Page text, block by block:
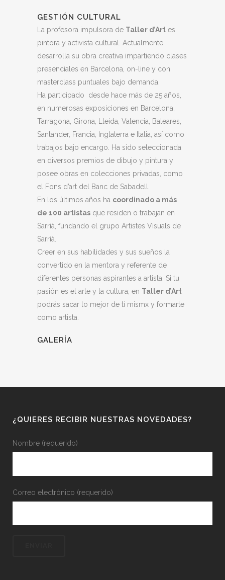
GESTIÓN CULTURAL
La profesora impulsora de Taller d’Art es
pintora y activista cultural. Actualmente
desarrolla su obra creativa impartiendo clases
presenciales en Barcelona, on-line y con
masterclass puntuales bajo demanda.
Ha participado desde hace más de 25 años,
en numerosas exposiciones en Barcelona,
Tarragona, Girona, Lleida, Valencia, Baleares,
Santander, Francia, Inglaterra e Italia, así como
trabajos bajo encargo. Ha sido seleccionada
en diversos premios de dibujo y pintura y
posee obras en colecciones privadas, como
el Fons d’art del Banc de Sabadell.
En los últimos años ha coordinado a más
de 100 artistas que residen o trabajan en
Sarrià, fundando el grupo Artistes Visuals de
Sarrià.
Creer en sus habilidades y sus sueños la
convertido en la mentora y referente de
diferentes personas aspirantes a artista. Si tu
pasión es el arte y la cultura, en Taller d’Art
podrás sacar lo mejor de tí mismx y formarte
como artista.
GALERÍA
¿QUIERES RECIBIR NUESTRAS NOVEDADES?
Nombre (requerido)
Correo electrónico (requerido)